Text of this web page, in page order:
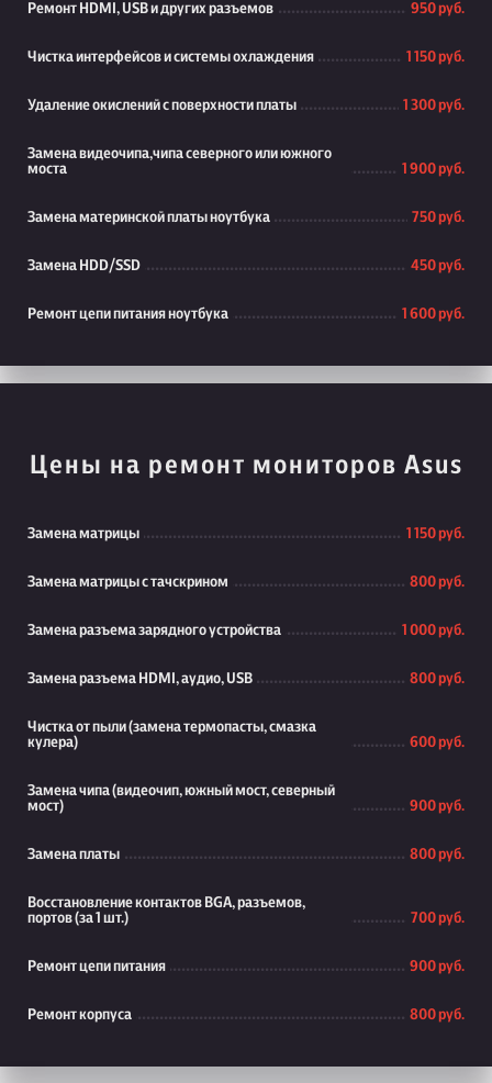
Ремонт HDMI, USB и других разъемов 950 руб.
Чистка интерфейсов и системы охлаждения 1 150 руб.
Удаление окислений с поверхности платы 1 300 руб.
Замена видеочипа,чипа северного или южного
моста
1 900 руб.
Замена материнской платы ноутбука 750 руб.
Замена HDD/SSD 450 руб.
Ремонт цепи питания ноутбука 1 600 руб.
Цены на ремонт мониторов Asus
Замена матрицы 1 150 руб.
Замена матрицы с тачскрином 800 руб.
Замена разъема зарядного устройства 1 000 руб.
Замена разъема HDMI, аудио, USB 800 руб.
Чистка от пыли (замена термопасты, смазка
кулера)
600 руб.
Замена чипа (видеочип, южный мост, северный
мост)
900 руб.
Замена платы 800 руб.
Восстановление контактов BGA, разъемов,
портов (за 1 шт.)
700 руб.
Ремонт цепи питания 900 руб.
Ремонт корпуса 800 руб.